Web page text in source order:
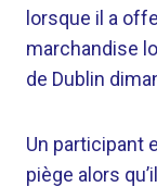
lorsque il a
marchandise
de Dublin
Un participant
piège alors